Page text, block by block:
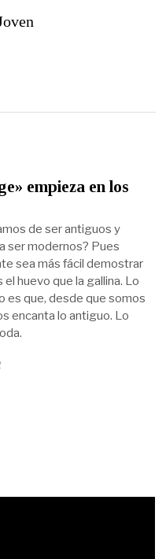
empieza en los
de ser antiguos y
ser modernos? Pues
sea más fácil demostrar
huevo que la gallina. Lo
es que, desde que somos
encanta lo antiguo. Lo